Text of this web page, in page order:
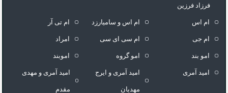
فرزاد فرزین
ام اس ام اس و سامیارزد ام تی آر
ام جی ام سی ای سی امراد
امو بند امو گروه اموبند
امید آمری امید آمری و ایرج
مهدیان
امید آمری و مهدی
مقدم